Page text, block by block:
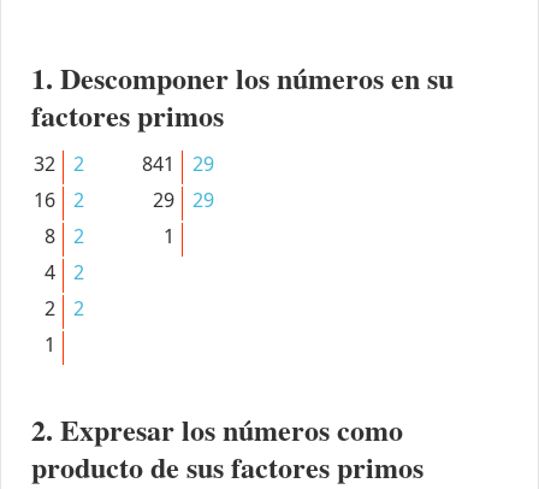
1. Descomponer los números en su
factores primos
32
2
16
2
8
2
4
2
2
2
1
841
29
29
29
1
2. Expresar los números como
producto de sus factores primos